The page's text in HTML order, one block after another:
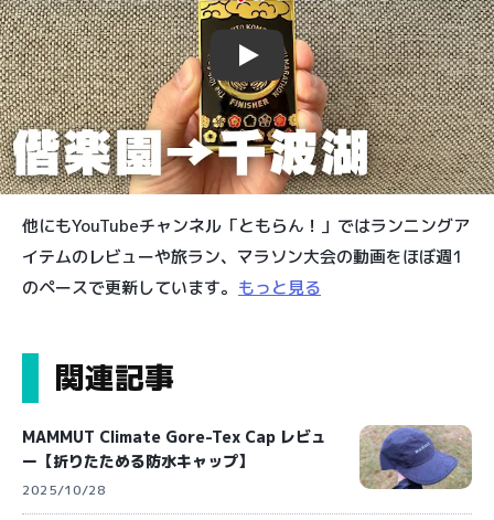
Play
他にもYouTubeチャンネル「ともらん！」ではランニングア
イテムのレビューや旅ラン、マラソン大会の動画をほぼ週1
のペースで更新しています。 もっと見る
関連記事
MAMMUT Climate Gore-Tex Cap レビュ
ー【折りたためる防水キャップ】
2025/10/28